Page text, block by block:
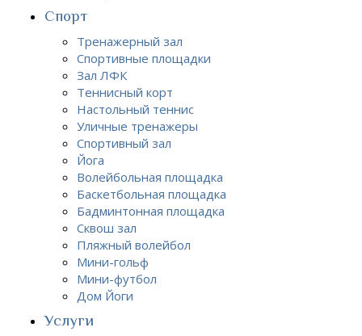
Спорт
Тренажерный зал
Спортивные площадки
Зал ЛФК
Теннисный корт
Настольный теннис
Уличные тренажеры
Спортивный зал
Йога
Волейбольная площадка
Баскетбольная площадка
Бадминтонная площадка
Сквош зал
Пляжный волейбол
Мини-гольф
Мини-футбол
Дом Йоги
Услуги